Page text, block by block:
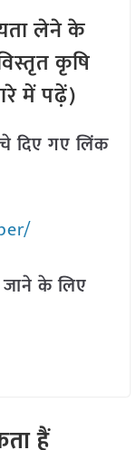
लेने के
कृषि
में पढ़ें)
दिए गए लिंक
के लिए
हैं